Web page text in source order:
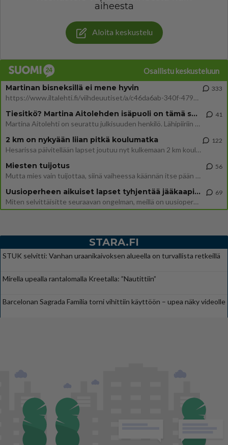
aiheesta
Aloita keskustelu
Osallistu keskusteluun
Martinan bisneksillä ei mene hyvin
https://www.iltalehti.fi/viihdeuutiset/a/c46da6ab-340f-4790-aaa7-0865eed2336 Yrityksen konkurssihakemus on tullut kärä
333
Tiesitkö? Martina Aitolehden isäpuoli on tämä suosittu laulaja
Martina Aitolehti on seurattu julkisuuden henkilö. Lähipiiriin mahtuu muitakin tunnettuja henkilöitä. Tiesitkö, että Ma
41
2 km on nykyään liian pitkä koulumatka
Hesarissa päivitellään lapset joutuu nyt kulkemaan 2 km kouluun jösses. Ruostefillarilla tuo matka menee vaikka miten äk
122
Miesten tuijotus
Mutta mies vain tuijottaa, siinä vaiheessa käännän itse pään pois. Mikä juttu? Yleensä jos joku tuijottaa tai katsoo, hä
56
Uusioperheen aikuiset lapset tyhjentää jääkaapin käydessään
Miten selvittäisitte seuraavan ongelman, meillä on uusioperhe, minulla teini-ikäiset lapset ja puolisolla aikuiset, jotk
69
STARA.FI
STUK selvitti: Vanhan uraanikaivoksen alueella on turvallista retkeillä
Mirella upealla rantalomalla Kreetalla: ”Nautittiin”
Barcelonan Sagrada Familia torni vihittiin käyttöön – upea näky videolle